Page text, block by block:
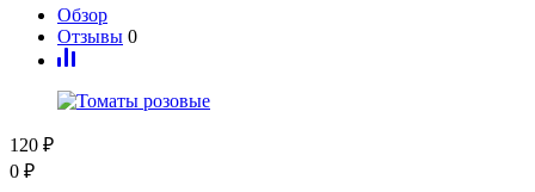
Обзор
Отзывы 0
120 ₽
0 ₽